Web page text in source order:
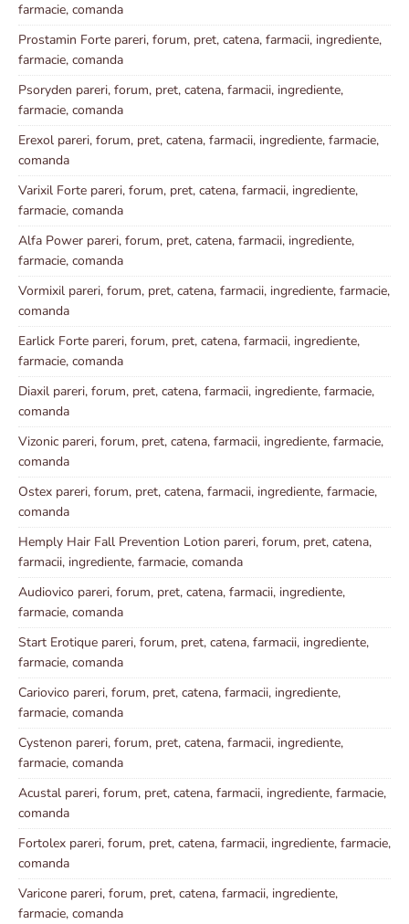
farmacie, comanda
Prostamin Forte pareri, forum, pret, catena, farmacii, ingrediente,
farmacie, comanda
Psoryden pareri, forum, pret, catena, farmacii, ingrediente,
farmacie, comanda
Erexol pareri, forum, pret, catena, farmacii, ingrediente, farmacie,
comanda
Varixil Forte pareri, forum, pret, catena, farmacii, ingrediente,
farmacie, comanda
Alfa Power pareri, forum, pret, catena, farmacii, ingrediente,
farmacie, comanda
Vormixil pareri, forum, pret, catena, farmacii, ingrediente, farmacie,
comanda
Earlick Forte pareri, forum, pret, catena, farmacii, ingrediente,
farmacie, comanda
Diaxil pareri, forum, pret, catena, farmacii, ingrediente, farmacie,
comanda
Vizonic pareri, forum, pret, catena, farmacii, ingrediente, farmacie,
comanda
Ostex pareri, forum, pret, catena, farmacii, ingrediente, farmacie,
comanda
Hemply Hair Fall Prevention Lotion pareri, forum, pret, catena,
farmacii, ingrediente, farmacie, comanda
Audiovico pareri, forum, pret, catena, farmacii, ingrediente,
farmacie, comanda
Start Erotique pareri, forum, pret, catena, farmacii, ingrediente,
farmacie, comanda
Cariovico pareri, forum, pret, catena, farmacii, ingrediente,
farmacie, comanda
Cystenon pareri, forum, pret, catena, farmacii, ingrediente,
farmacie, comanda
Acustal pareri, forum, pret, catena, farmacii, ingrediente, farmacie,
comanda
Fortolex pareri, forum, pret, catena, farmacii, ingrediente, farmacie,
comanda
Varicone pareri, forum, pret, catena, farmacii, ingrediente,
farmacie, comanda